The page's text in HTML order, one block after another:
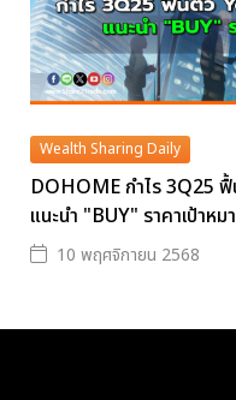
Wealth Sharing Daily
DOHOME กำไร 3Q25
แนะนำ "BUY" ราคาเป้าหม
10 พฤศจิกายน 2568